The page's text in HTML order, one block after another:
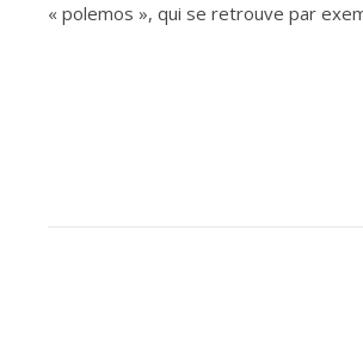
« polemos », qui se retrouve par